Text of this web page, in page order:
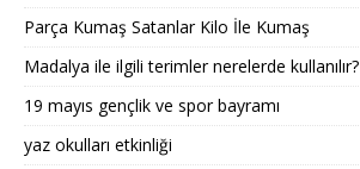
Parça Kumaş Satanlar Kilo İle Kumaş
Madalya ile ilgili terimler nerelerde kullanılır?
19 mayıs gençlik ve spor bayramı
yaz okulları etkinliği